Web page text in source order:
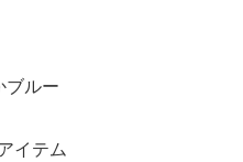
ブルー
イテム